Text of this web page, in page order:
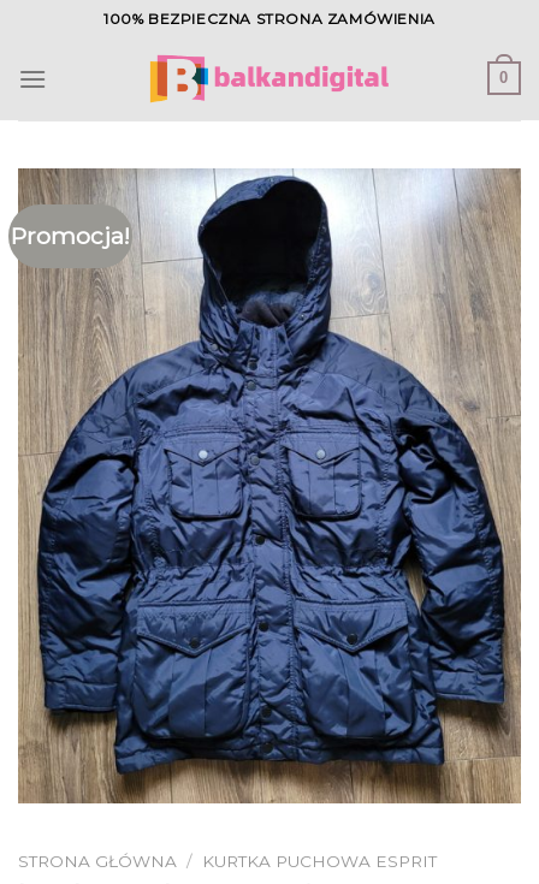
content
100% BEZPIECZNA STRONA ZAMÓWIENIA
0
Promocja!
STRONA GŁÓWNA / KURTKA PUCHOWA ESPRIT